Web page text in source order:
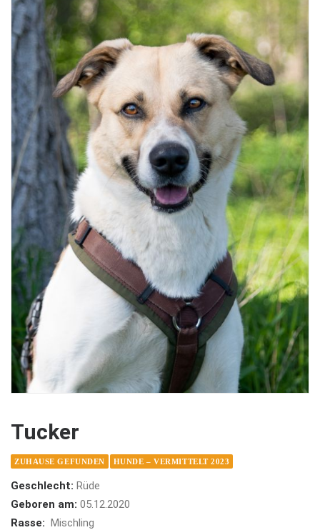
Tucker
ZUHAUSE GEFUNDEN HUNDE – VERMITTELT 2023
Geschlecht: Rüde
Geboren am: 05.12.2020
Rasse: Mischling